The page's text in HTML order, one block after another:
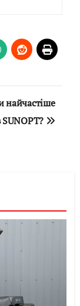
найчастіше